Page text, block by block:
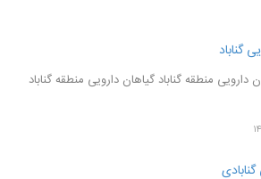
گناباد
دارویی منطقه گناباد گیاهان دارویی منطقه گناباد